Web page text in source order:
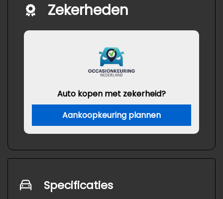
Zekerheden
Auto kopen met zekerheid?
Aankoopkeuring plannen
Specificaties